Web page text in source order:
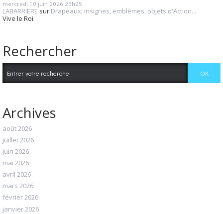
mercredi 10 juin 2026 23h25
LABARRIERE sur Drapeaux, insignes, emblèmes, objets d'Action...
Vive le Roi
Rechercher
Archives
août 2026
juillet 2026
juin 2026
mai 2026
avril 2026
mars 2026
février 2026
janvier 2026